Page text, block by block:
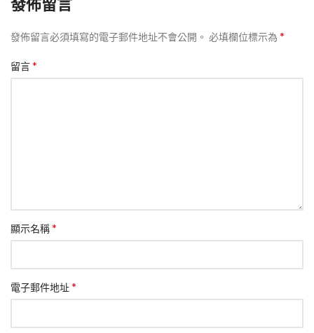
發佈留言必須填寫的電子郵件地址不會公開。 必填欄位標示為 *
留言*
顯示名稱*
電子郵件地址*